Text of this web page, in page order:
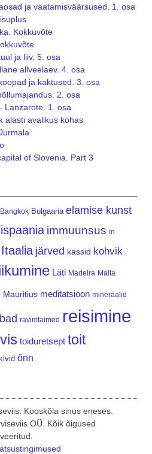
ja vaatamisväärsused. 1. osa
Kokkuvõte
ja liiv. 5. osa
allveelaev. 4. osa
ja kaktused. 3. osa
2. osa
Lanzarote. 1. osa
alasti avalikus kohas
of Slovenia. Part 3
Bangkok Bulgaaria elamise kunst
immuunsus in
Itaalia järved kassid kohvik
Läti Madeira Malta
Mauritius meditatsioon mineraalid
ravimtaimed reisimine
toiduretsept toit
õnn
Kooskõla sinus eneses.
OÜ. Kõik õigused